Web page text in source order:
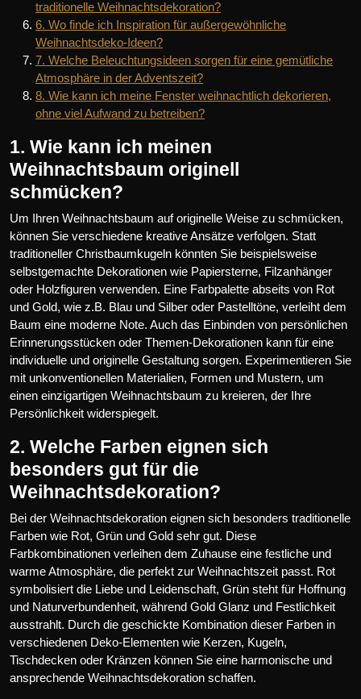
traditionelle Weihnachtsdekoration?
6. Wo finde ich Inspiration für außergewöhnliche
Weihnachtsdeko-Ideen?
7. Welche Beleuchtungsideen sorgen für eine gemütliche
Atmosphäre in der Adventszeit?
8. Wie kann ich meine Fenster weihnachtlich dekorieren,
ohne viel Aufwand zu betreiben?
1. Wie kann ich meinen
Weihnachtsbaum originell
schmücken?
Um Ihren Weihnachtsbaum auf originelle Weise zu schmücken,
können Sie verschiedene kreative Ansätze verfolgen. Statt
traditioneller Christbaumkugeln könnten Sie beispielsweise
selbstgemachte Dekorationen wie Papiersterne, Filzanhänger
oder Holzfiguren verwenden. Eine Farbpalette abseits von Rot
und Gold, wie z.B. Blau und Silber oder Pastelltöne, verleiht dem
Baum eine moderne Note. Auch das Einbinden von persönlichen
Erinnerungsstücken oder Themen-Dekorationen kann für eine
individuelle und originelle Gestaltung sorgen. Experimentieren Sie
mit unkonventionellen Materialien, Formen und Mustern, um
einen einzigartigen Weihnachtsbaum zu kreieren, der Ihre
Persönlichkeit widerspiegelt.
2. Welche Farben eignen sich
besonders gut für die
Weihnachtsdekoration?
Bei der Weihnachtsdekoration eignen sich besonders traditionelle
Farben wie Rot, Grün und Gold sehr gut. Diese
Farbkombinationen verleihen dem Zuhause eine festliche und
warme Atmosphäre, die perfekt zur Weihnachtszeit passt. Rot
symbolisiert die Liebe und Leidenschaft, Grün steht für Hoffnung
und Naturverbundenheit, während Gold Glanz und Festlichkeit
ausstrahlt. Durch die geschickte Kombination dieser Farben in
verschiedenen Deko-Elementen wie Kerzen, Kugeln,
Tischdecken oder Kränzen können Sie eine harmonische und
ansprechende Weihnachtsdekoration schaffen.